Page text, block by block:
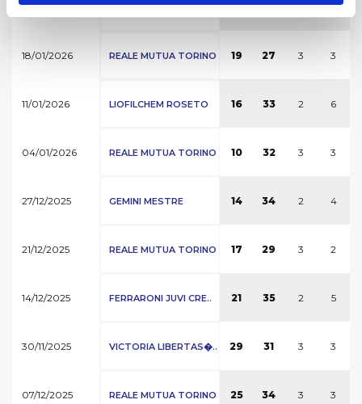
21/01/2026 UNIEURO FORLÌ 8 27 3 1
18/01/2026 REALE MUTUA TORINO 19 27 3 3
11/01/2026 LIOFILCHEM ROSETO 16 33 2 6
04/01/2026 REALE MUTUA TORINO 10 32 3 3
27/12/2025 GEMINI MESTRE 14 34 2 4
21/12/2025 REALE MUTUA TORINO 17 29 3 2
14/12/2025 FERRARONI JUVI CRE.. 21 35 2 5
30/11/2025 VICTORIA LIBERTAS�.. 29 31 3 3
07/12/2025 REALE MUTUA TORINO 25 34 3 3